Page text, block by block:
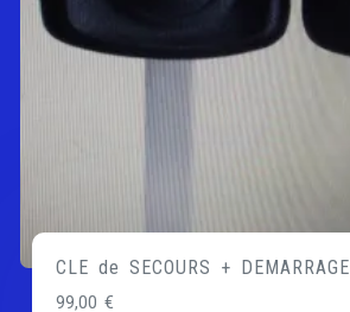
CLE de SECOURS + DEMARRAGE
99,00€